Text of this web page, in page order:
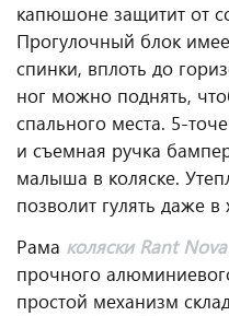
капюшоне защитит от
Прогулочный блок
спинки, вплоть до
ног можно поднять,
спального места. 5-
и съемная ручка
малыша в коляске.
позволит гулять даже
Рама коляски Rant Nova
прочного
простой механизм